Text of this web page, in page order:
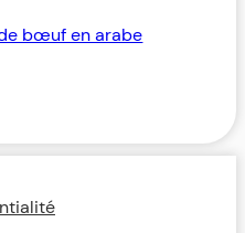
bœuf en arabe